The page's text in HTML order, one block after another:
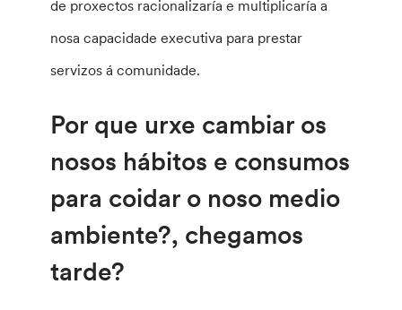
de proxectos racionalizaría e multiplicaría a
nosa capacidade executiva para prestar
servizos á comunidade.
Por que urxe cambiar os
nosos hábitos e consumos
para coidar o noso medio
ambiente?, chegamos
tarde?